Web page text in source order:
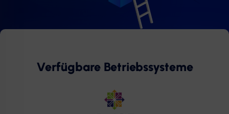
Verfügbare Betriebssysteme